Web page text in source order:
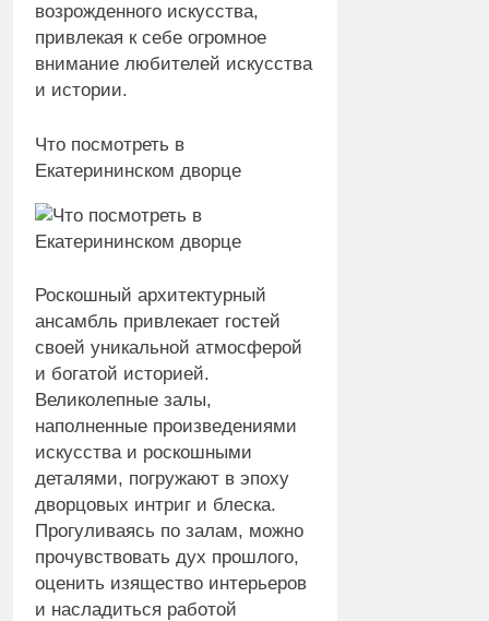
возрожденного искусства,
привлекая к себе огромное
внимание любителей искусства
и истории.
Что посмотреть в
Екатерининском дворце
Роскошный архитектурный
ансамбль привлекает гостей
своей уникальной атмосферой
и богатой историей.
Великолепные залы,
наполненные произведениями
искусства и роскошными
деталями, погружают в эпоху
дворцовых интриг и блеска.
Прогуливаясь по залам, можно
прочувствовать дух прошлого,
оценить изящество интерьеров
и насладиться работой